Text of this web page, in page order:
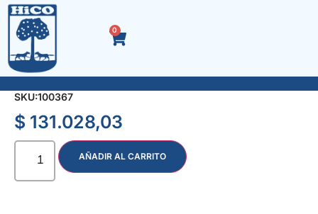
0
ALESOMETRO 50-160 P/MEDIR ORIFICIOS 5316
SKU:100367
$ 131.028,03
AÑADIR AL CARRITO